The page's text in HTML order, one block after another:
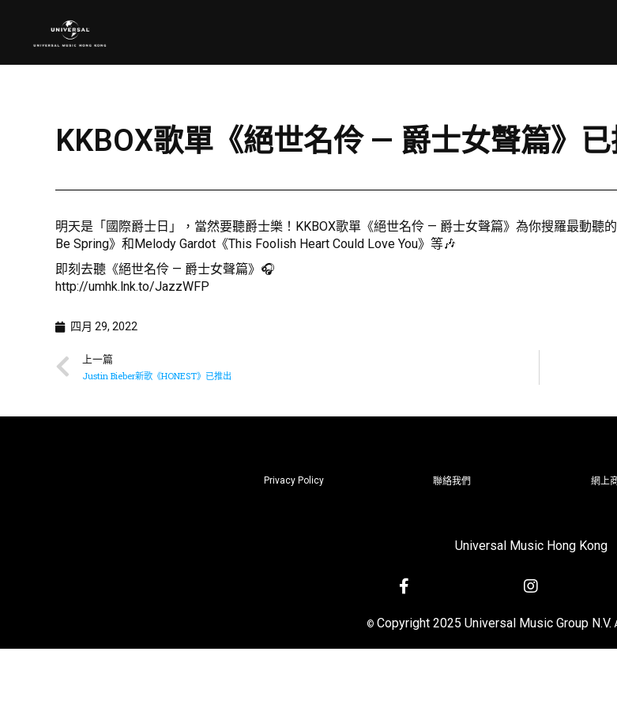
KKBOX歌單《絕世名伶 — 爵士女聲篇》
明天是「國際爵士日」，當然要聽爵士樂！KKBOX歌單《絕世名伶 — 爵士女聲篇》為你搜羅最動聽
Be Spring》和Melody Gardot《This Foolish Heart Could Love You》等🎶
即刻去聽《絕世名伶 — 爵士女聲篇》🎧
http://umhk.lnk.to/JazzWFP
四月 29, 2022
上一篇
Justin Bieber新歌《HONEST》已推出
Privacy Policy 聯絡我們 網上
Universal Music Hong Kong
© Copyright 2025 Universal Music Group N.V.